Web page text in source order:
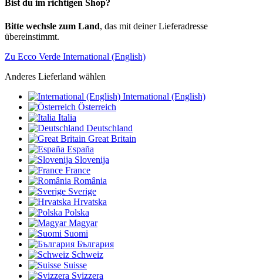
Bist du im richtigen Shop?
Bitte wechsle zum Land, das mit deiner Lieferadresse
übereinstimmt.
Zu Ecco Verde International (English)
Anderes Lieferland wählen
International (English)
Österreich
Italia
Deutschland
Great Britain
España
Slovenija
France
România
Sverige
Hrvatska
Polska
Magyar
Suomi
България
Schweiz
Suisse
Svizzera